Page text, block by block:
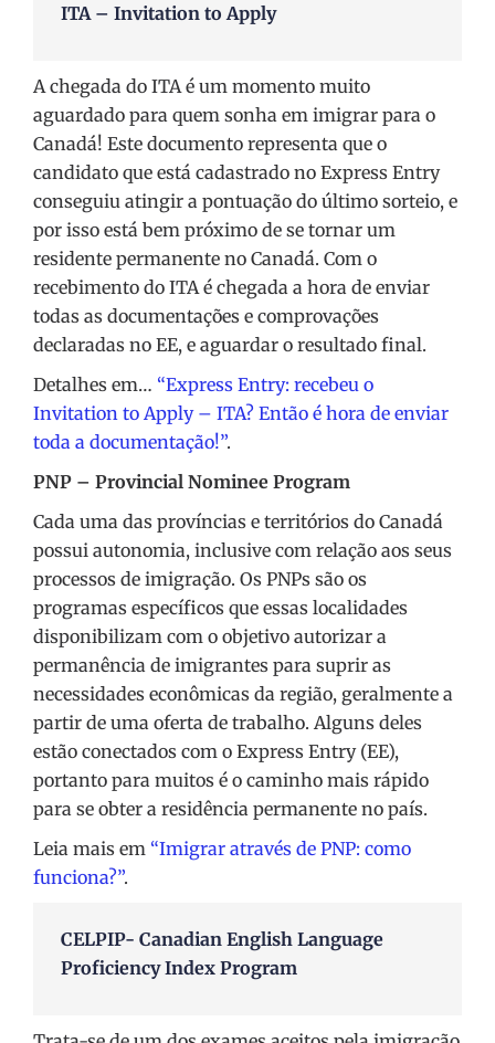
ITA – Invitation to Apply
A chegada do ITA é um momento muito
aguardado para quem sonha em imigrar para o
Canadá! Este documento representa que o
candidato que está cadastrado no Express Entry
conseguiu atingir a pontuação do último sorteio, e
por isso está bem próximo de se tornar um
residente permanente no Canadá. Com o
recebimento do ITA é chegada a hora de enviar
todas as documentações e comprovações
declaradas no EE, e aguardar o resultado final.
Detalhes em… “Express Entry: recebeu o
Invitation to Apply – ITA? Então é hora de enviar
toda a documentação!”.
PNP – Provincial Nominee Program
Cada uma das províncias e territórios do Canadá
possui autonomia, inclusive com relação aos seus
processos de imigração. Os PNPs são os
programas específicos que essas localidades
disponibilizam com o objetivo autorizar a
permanência de imigrantes para suprir as
necessidades econômicas da região, geralmente a
partir de uma oferta de trabalho. Alguns deles
estão conectados com o Express Entry (EE),
portanto para muitos é o caminho mais rápido
para se obter a residência permanente no país.
Leia mais em “Imigrar através de PNP: como
funciona?”.
CELPIP- Canadian English Language
Proficiency Index Program